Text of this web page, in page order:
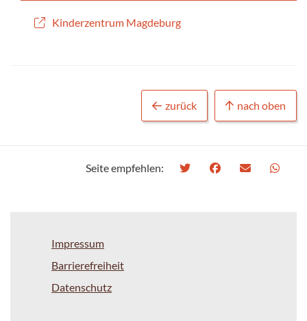
Kinderzentrum Magdeburg
zurück nach oben
Seite empfehlen:
Impressum
Barrierefreiheit
Datenschutz